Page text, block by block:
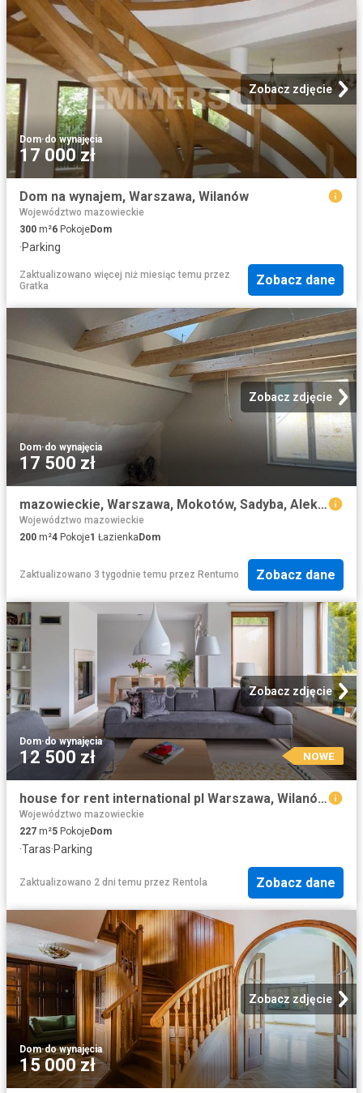
Zobacz zdjęcie
Dom·do wynajęcia
17 000 zł
Dom na wynajem, Warszawa, Wilanów
Województwo mazowieckie
300 m²6 PokojeDom
·Parking
Zaktualizowano więcej niż miesiąc temu przez
Gratka
Zobacz dane
Zobacz zdjęcie
Dom·do wynajęcia
17 500 zł
mazowieckie, Warszawa, Mokotów, Sadyba, Aleksandra Zelwerowicza
Województwo mazowieckie
200 m²4 Pokoje1 ŁazienkaDom
Zaktualizowano 3 tygodnie temu przez Rentumo Zobacz dane
Zobacz zdjęcie
Dom·do wynajęcia
12 500 zł NOWE
house for rent international pl Warszawa, Wilanów, Powsin
Województwo mazowieckie
227 m²5 PokojeDom
·Taras·Parking
Zaktualizowano 2 dni temu przez Rentola Zobacz dane
Zobacz zdjęcie
Dom·do wynajęcia
15 000 zł